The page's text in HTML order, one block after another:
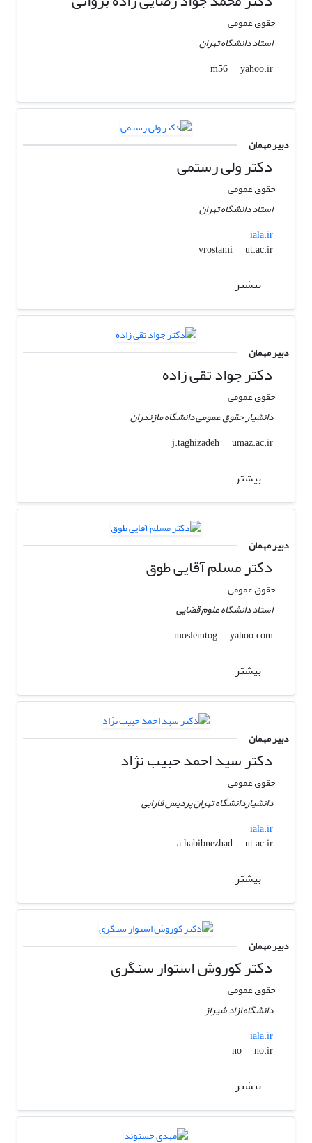
حقوق عمومی
استاد دانشگاه تهران
m56
yahoo.ir
دبیر مهمان
دکتر ولی رستمی
حقوق عمومی
استاد دانشگاه تهران
iala.ir
vrostami
ut.ac.ir
بیشتر
دبیر مهمان
دکتر جواد تقی زاده
حقوق عمومی
دانشیار حقوق عمومی دانشگاه مازندران
j.taghizadeh
umaz.ac.ir
بیشتر
دبیر مهمان
دکتر مسلم آقایی طوق
حقوق عمومی
استاد دانشگاه علوم قضایی
moslemtog
yahoo.com
بیشتر
دبیر مهمان
دکتر سید احمد حبیب نژاد
حقوق عمومی
دانشیاردانشگاه تهران پردیس فارابی
iala.ir
a.habibnezhad
ut.ac.ir
بیشتر
دبیر مهمان
دکتر کوروش استوار سنگری
حقوق عمومی
دانشگاه ازاد شیراز
iala.ir
no
no.ir
بیشتر